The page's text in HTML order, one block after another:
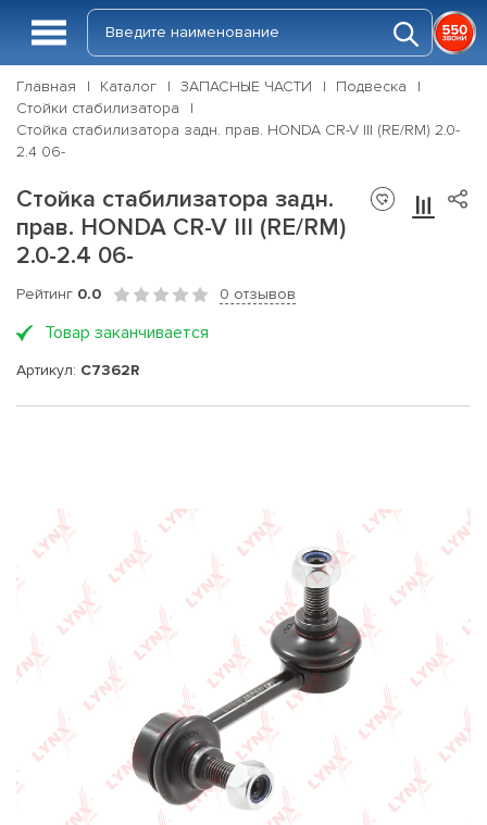
Главная Каталог ЗАПАСНЫЕ ЧАСТИ
Подвеска
Стойки стабилизатора
Стойка стабилизатора задн. прав. HONDA CR-V III (RE/RM) 2.0-
2.4 06-
Стойка стабилизатора задн.
прав. HONDA CR-V III (RE/RM)
2.0-2.4 06-
Рейтинг 0.0 0 отзывов
Товар заканчивается
Артикул: C7362R